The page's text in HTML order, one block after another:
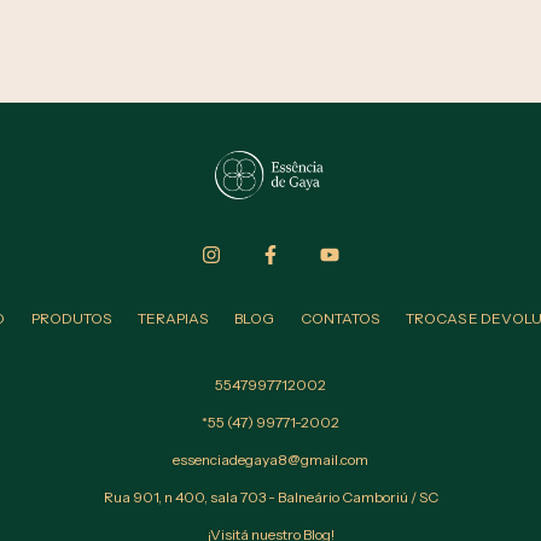
PRODUTOS TERAPIAS BLOG CONTATOS TROCAS E
5547997712002
*55 (47) 99771-2002
essenciadegaya8@gmail.com
Rua 901, n 400, sala 703 - Balneário Camboriú / SC
¡Visitá nuestro Blog!